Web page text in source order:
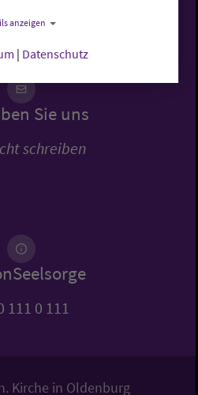
Sie uns
schreiben
111 0 111
Kirche in Oldenburg
anzeigen
| Datenschutz